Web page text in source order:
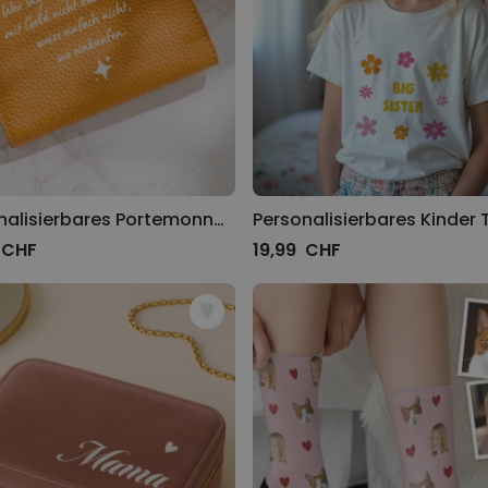
Personalisierbares Portemonnaie Text und Symbol
19,99 CHF